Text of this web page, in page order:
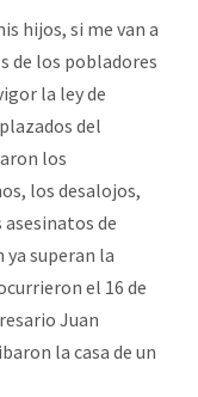
hijos, si me van a
de los pobladores
la ley de
del
los
los desalojos,
de
superan la
el 16 de
Juan
la casa de un